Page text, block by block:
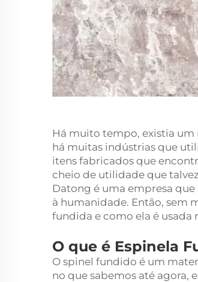
Há muito tempo, existia
há muitas indústrias que
itens fabricados que
cheio de utilidade que
Datong é uma empresa
à humanidade. Então, sem
fundida e como ela é usada
O que é Espinela
O spinel fundido é um
no que sabemos até agora,